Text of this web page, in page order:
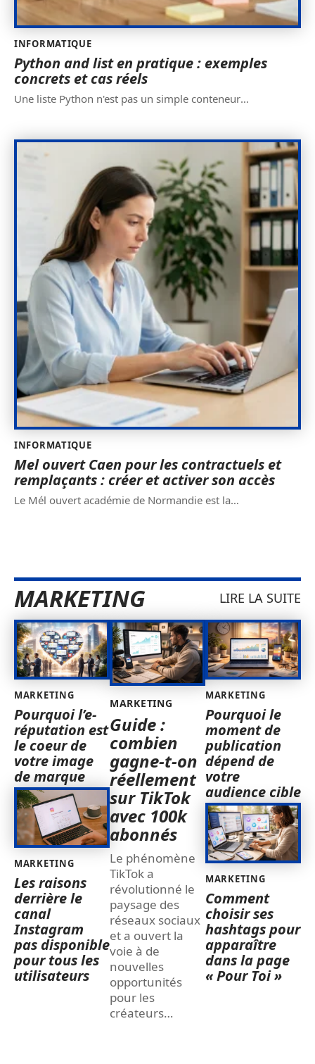
INFORMATIQUE
Python and list en pratique : exemples
concrets et cas réels
Une liste Python n'est pas un simple conteneur…
INFORMATIQUE
Mel ouvert Caen pour les contractuels et
remplaçants : créer et activer son accès
Le Mél ouvert académie de Normandie est la…
MARKETING LIRE LA SUITE
MARKETING
Pourquoi l’e-
réputation est
le coeur de
votre image
de marque
MARKETING
Les raisons
derrière le
canal
Instagram
pas disponible
pour tous les
utilisateurs
MARKETING
Guide :
combien
gagne-t-on
réellement
sur TikTok
avec 100k
abonnés
Le phénomène
TikTok a
révolutionné le
paysage des
réseaux sociaux
et a ouvert la
voie à de
nouvelles
opportunités
pour les
créateurs…
MARKETING
Pourquoi le
moment de
publication
dépend de
votre
audience cible
MARKETING
Comment
choisir ses
hashtags pour
apparaître
dans la page
« Pour Toi »